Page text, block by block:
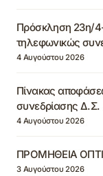
Πρόσκληση 23η/
τηλεφωνικώς
4 Αυγούστου 2026
Πίνακας
συνεδρίασης Δ.Σ.
4 Αυγούστου 2026
ΠΡΟΜΗΘΕΙΑ
3 Αυγούστου 2026